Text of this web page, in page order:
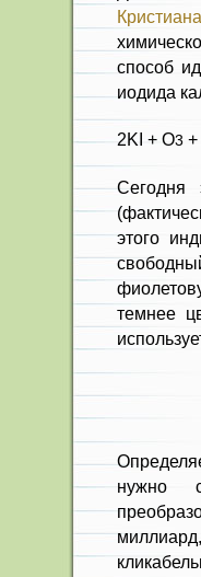
способ
иодида
2KI + O3 +
Сегодня
этого
темнее
нужно